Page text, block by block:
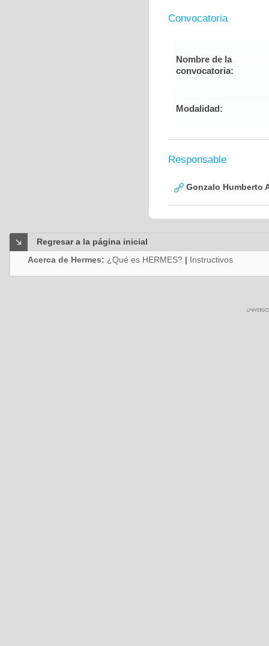
Convocatoria
Nombre de la
convocatoria:
Modalidad:
Responsable
Gonzalo Humberto
Regresar a la página inicial
Acerca de Hermes: ¿Qué es HERMES? | Instructivos